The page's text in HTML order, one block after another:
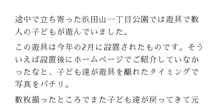
途中で立ち寄った浜田山一丁目公園では遊具で数
人の子どもが遊んでいました。
この遊具は今年の2月に設置されたものです。そう
いえば設置後にホームページでご紹介していなか
ったなと、子ども達が遊具を離れたタイミングで
写真をパチリ。
数枚撮ったところでまた子ども達が戻ってきて元